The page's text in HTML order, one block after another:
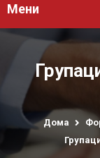
Мени
Дома